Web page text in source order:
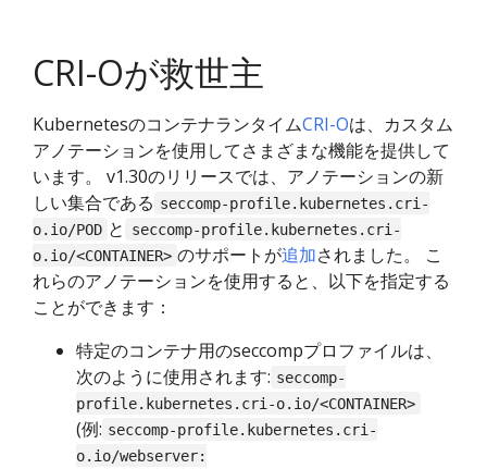
CRI-Oが救世主
KubernetesのコンテナランタイムCRI-Oは、カスタム
アノテーションを使用してさまざまな機能を提供して
います。 v1.30のリリースでは、アノテーションの新
しい集合である seccomp-profile.kubernetes.cri-
o.io/POD と
seccomp-profile.kubernetes.cri-
o.io/<CONTAINER> のサポートが追加されました。 こ
れらのアノテーションを使用すると、以下を指定する
ことができます：
特定のコンテナ用のseccompプロファイルは、
次のように使用されます: seccomp-
profile.kubernetes.cri-o.io/<CONTAINER>
(例: seccomp-profile.kubernetes.cri-
o.io/webserver: